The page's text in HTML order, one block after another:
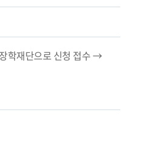
학재단으로 신청 접수 →